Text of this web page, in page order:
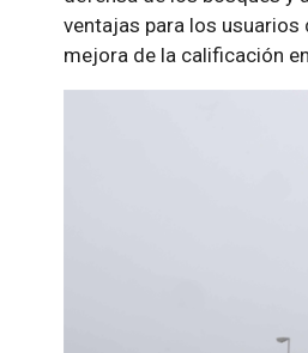
ventajas para los usuarios
mejora de la calificación